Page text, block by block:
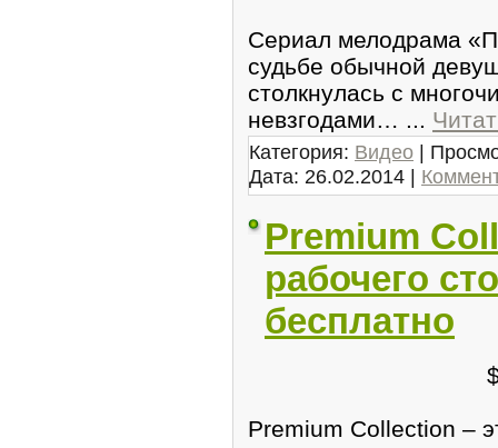
Сериал мелодрама
судьбе обычной
столкнулась с
невзгодами… ...
Категория: Видео |
Дата: 26.02.2014 |
Premium
рабочего
бесплатно
Premium Collection –